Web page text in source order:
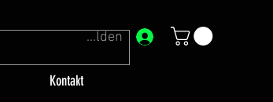
Anmelden
Kontakt